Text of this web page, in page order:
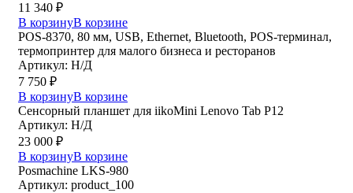
11 340 ₽
В корзинуВ корзине
POS-8370, 80 мм, USB, Ethernet, Bluetooth, POS-терминал,
термопринтер для малого бизнеса и ресторанов
Артикул: Н/Д
7 750 ₽
В корзинуВ корзине
Сенсорный планшет для iikoMini Lenovo Tab P12
Артикул: Н/Д
23 000 ₽
В корзинуВ корзине
Posmaсhine LKS-980
Артикул: product_100